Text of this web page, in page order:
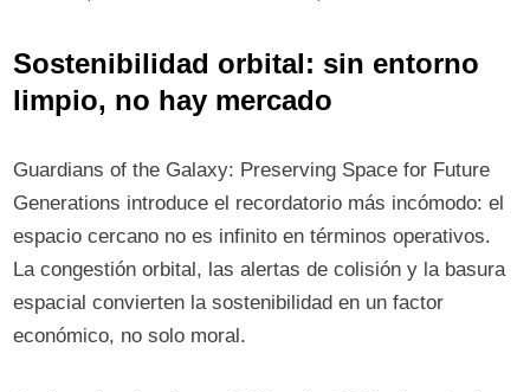
Sostenibilidad orbital: sin entorno
limpio, no hay mercado
Guardians of the Galaxy: Preserving Space for Future
Generations introduce el recordatorio más incómodo: el
espacio cercano no es infinito en términos operativos.
La congestión orbital, las alertas de colisión y la basura
espacial convierten la sostenibilidad en un factor
económico, no solo moral.